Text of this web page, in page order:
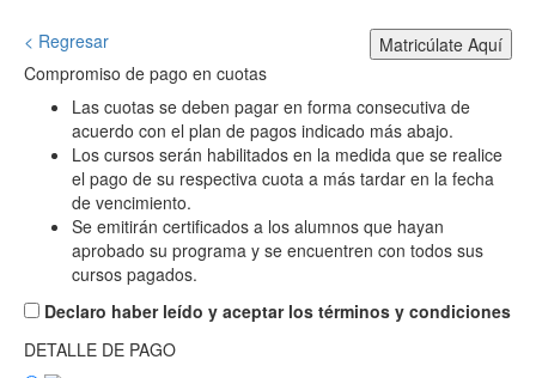
< Regresar
Matricúlate Aquí
Compromiso de pago en cuotas
Las cuotas se deben pagar en forma consecutiva de
acuerdo con el plan de pagos indicado más abajo.
Los cursos serán habilitados en la medida que se realice
el pago de su respectiva cuota a más tardar en la fecha
de vencimiento.
Se emitirán certificados a los alumnos que hayan
aprobado su programa y se encuentren con todos sus
cursos pagados.
Declaro haber leído y aceptar los términos y condiciones
DETALLE DE PAGO